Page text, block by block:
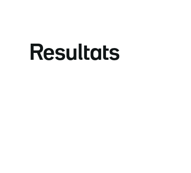
Resultats